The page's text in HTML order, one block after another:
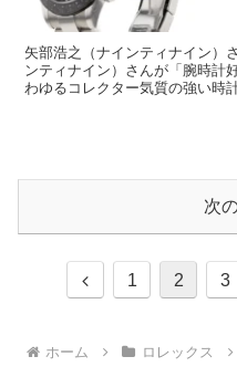
矢部浩之（ナインティナイン）
ンティナイン）さんが「腕時計
わゆるコレクター気質の強い時
次
前
1 2 3
ホーム ロレックス